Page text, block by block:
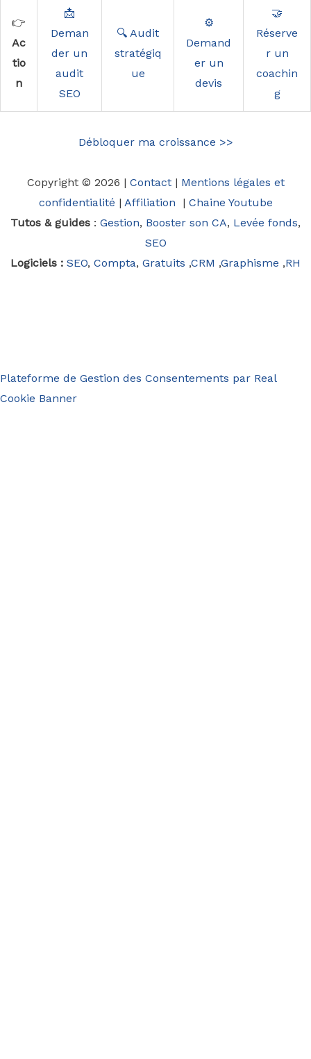
👉
Ac
tio
n
📩
Deman
der un
audit
SEO
🔍 Audit
stratégiq
ue
⚙️
Demand
er un
devis
🤝
Réserve
r un
coachin
g
Débloquer ma croissance >>
Copyright © 2026 | Contact| Mentions légales et
confidentialité | Affiliation | Chaine Youtube
Tutos & guides : Gestion, Booster son CA, Levée fonds,
SEO
Logiciels : SEO, Compta, Gratuits ,CRM ,Graphisme ,RH
Plateforme de Gestion des Consentements par Real
Cookie Banner